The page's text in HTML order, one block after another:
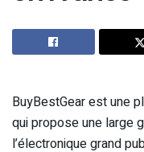
BuyBestGear est une
qui propose une large
l’électronique grand